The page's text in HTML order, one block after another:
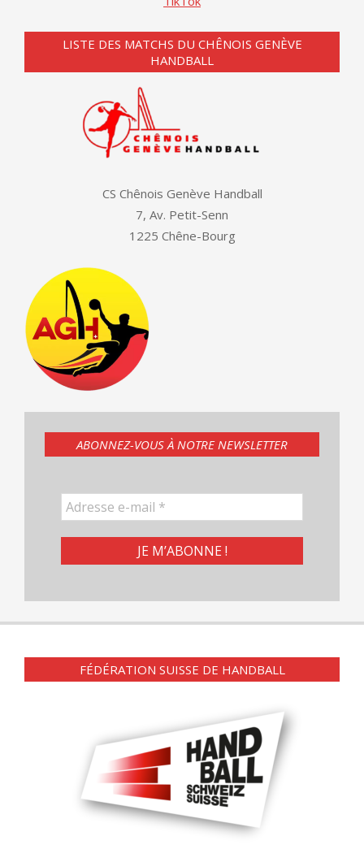
LISTE DES MATCHS DU CHÊNOIS GENÈVE
HANDBALL
CS Chênois Genève Handball
7, Av. Petit-Senn
1225 Chêne-Bourg
ABONNEZ-VOUS À NOTRE NEWSLETTER
FÉDÉRATION SUISSE DE HANDBALL